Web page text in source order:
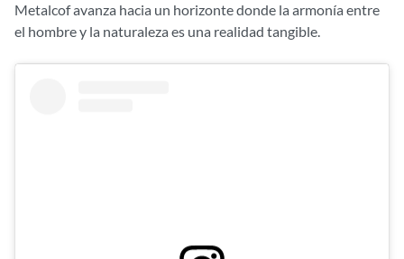
Metalcof avanza hacia un horizonte donde la armonía entre
el hombre y la naturaleza es una realidad tangible.